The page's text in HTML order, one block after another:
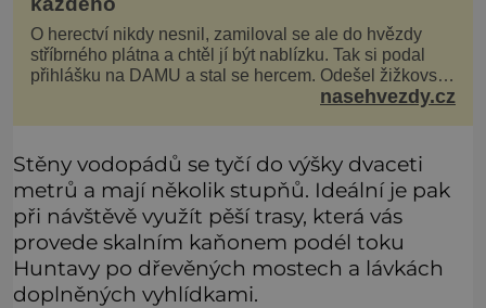
O herectví nikdy nesnil, zamiloval se ale do hvězdy
stříbrného plátna a chtěl jí být nablízku. Tak si podal
přihlášku na DAMU a stal se hercem. Odešel žižkovský
matador, který všude rozdával humor, i když jemu
nasehvezdy.cz
Stěny vodopádů se tyčí do výšky dvaceti
metrů a mají několik stupňů. Ideální je pak
při návštěvě využít pěší trasy, která vás
provede skalním kaňonem podél toku
Huntavy po dřevěných mostech a lávkách
doplněných vyhlídkami.